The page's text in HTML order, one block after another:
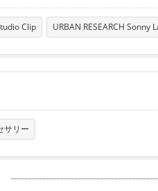
Clip URBAN RESEARCH Sonny
サリー